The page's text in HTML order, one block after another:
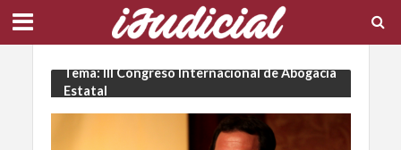
Tema: III Congreso Internacional de Abogacía
Estatal